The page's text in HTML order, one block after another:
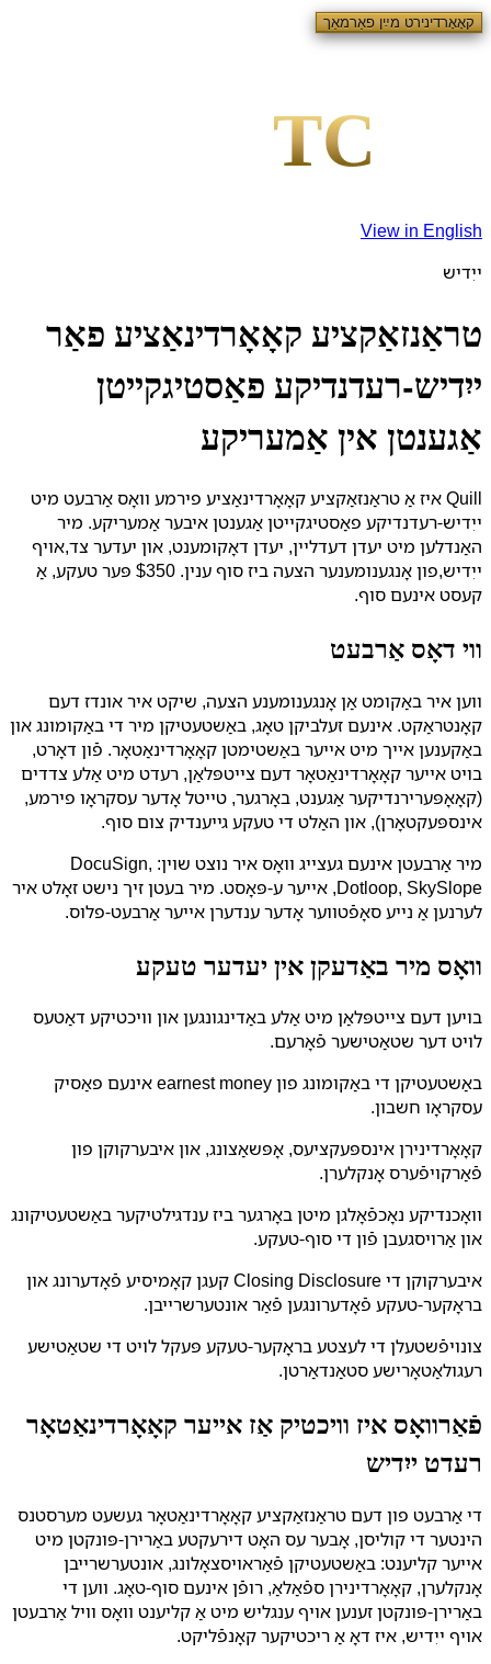
קאָאָרדינירט מײַן פאַרמאַך
TC
View in English
ייִדיש
טראַנזאַקציע קאָאָרדינאַציע פאַר
ייִדיש-רעדנדיקע פאַסטיגקייטן
אַגענטן אין אַמעריקע
Quill איז אַ טראַנזאַקציע קאָאָרדינאַציע פירמע וואָס אַרבעט מיט
ייִדיש-רעדנדיקע פאַסטיגקייטן אַגענטן איבער אַמעריקע. מיר
האַנדלען מיט יעדן דעדליין, יעדן דאָקומענט, און יעדער צד,אויף
ייִדיש,פון אָנגענומענער הצעה ביז סוף ענין. $350 פּער טעקע, אַ
קעסט אינעם סוף.
ווי דאָס אַרבעט
ווען איר באַקומט אַן אָנגענומענע הצעה, שיקט איר אונדז דעם
קאָנטראַקט. אינעם זעלביקן טאָג, באַשטעטיקן מיר די באַקומונג און
באַקענען אייך מיט אייער באַשטימטן קאָאָרדינאַטאָר. פֿון דאָרט,
בויט אייער קאָאָרדינאַטאָר דעם צייטפּלאַן, רעדט מיט אַלע צדדים
(קאָאָפּערירנדיקער אַגענט, באָרגער, טייטל אָדער עסקראָו פירמע,
אינספּעקטאָרן), און האַלט די טעקע גייענדיק צום סוף.
מיר אַרבעטן אינעם געצייג וואָס איר נוצט שוין: DocuSign,
Dotloop, SkySlope, אייער ע-פּאָסט. מיר בעטן זיך נישט זאָלט איר
לערנען אַ נייע סאָפֿטווער אָדער ענדערן אייער אַרבעט-פלוס.
וואָס מיר באַדעקן אין יעדער טעקע
בויען דעם צייטפּלאַן מיט אַלע באַדינגונגען און וויכטיקע דאַטעס
לויט דער שטאַטישער פֿאָרעם.
באַשטעטיקן די באַקומונג פון earnest money אינעם פאַסיק
עסקראָו חשבון.
קאָאָרדינירן אינספּעקציעס, אָפּשאַצונג, און איבערקוקן פון
פֿאַרקויפֿערס אָנקלערן.
וואָכנדיקע נאָכפֿאָלגן מיטן באָרגער ביז ענדגילטיקער באַשטעטיקונג
און אַרויסגעבן פֿון די סוף-טעקע.
איבערקוקן די Closing Disclosure קעגן קאָמיסיע פֿאָדערונג און
בראָקער-טעקע פֿאָדערונגען פֿאַר אונטערשרייבן.
צונויפֿשטעלן די לעצטע בראָקער-טעקע פּעקל לויט די שטאַטישע
רעגולאַטאָרישע סטאַנדאַרטן.
פֿאַרוואָס איז וויכטיק אַז אייער קאָאָרדינאַטאָר
רעדט ייִדיש
די אַרבעט פון דעם טראַנזאַקציע קאָאָרדינאַטאָר געשעט מערסטנס
הינטער די קוליסן, אָבער עס האָט דירעקטע באַרירן-פּונקטן מיט
אייער קליענט: באַשטעטיקן פֿאַראויסצאָלונג, אונטערשרייבן
אָנקלערן, קאָאָרדינירן ספֿאַלאַ, רופֿן אינעם סוף-טאָג. ווען די
באַרירן-פּונקטן זענען אויף ענגליש מיט אַ קליענט וואָס וויל אַרבעטן
אויף ייִדיש, איז דאָ אַ ריכטיקער קאָנפֿליקט.